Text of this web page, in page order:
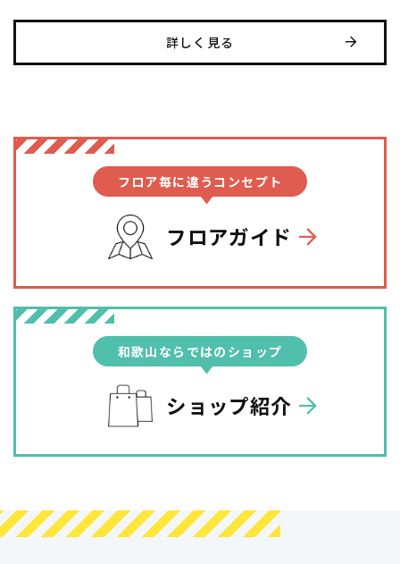
詳しく見る
フロア毎に違うコンセプト
フロアガイド
和歌山ならではのショップ
ショップ紹介